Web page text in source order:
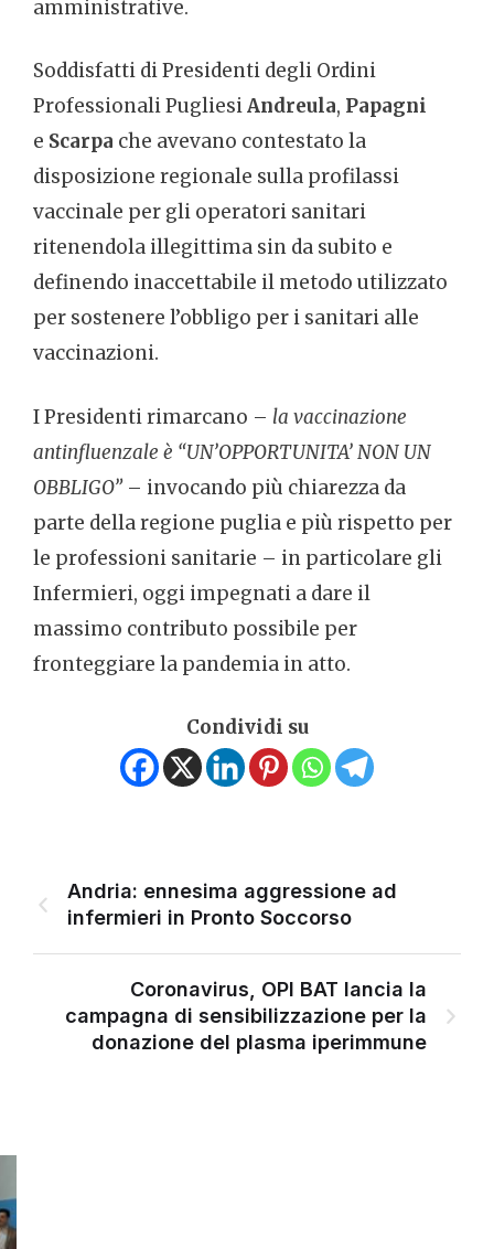
amministrative.
Soddisfatti di Presidenti degli Ordini
Professionali PugliesiAndreula, Papagni
e Scarpa che avevano contestato la
disposizione regionale sulla profilassi
vaccinale per gli operatori sanitari
ritenendola illegittima sin da subito e
definendo inaccettabile il metodo utilizzato
per sostenere l’obbligo per i sanitari alle
vaccinazioni.
I Presidenti rimarcano – la vaccinazione
antinfluenzale è “UN’OPPORTUNITA’ NON UN
OBBLIGO”– invocando più chiarezza da
parte della regione puglia e più rispetto per
le professioni sanitarie – in particolare gli
Infermieri, oggi impegnati a dare il
massimo contributo possibile per
fronteggiare la pandemia in atto.
Condividi su
Andria: ennesima aggressione ad
infermieri in Pronto Soccorso
Coronavirus, OPI BAT lancia la
campagna di sensibilizzazione per la
donazione del plasma iperimmune